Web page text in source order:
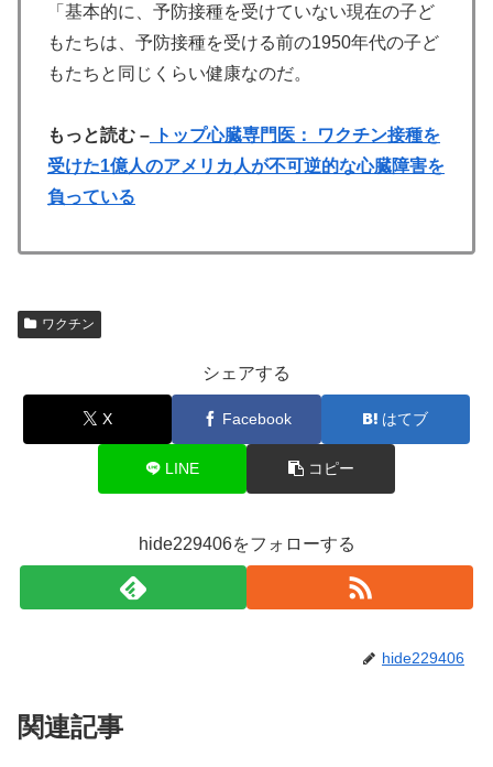
「基本的に、予防接種を受けていない現在の子ど
もたちは、予防接種を受ける前の1950年代の子ど
もたちと同じくらい健康なのだ。
もっと読む – トップ心臓専門医： ワクチン接種を
受けた1億人のアメリカ人が不可逆的な心臓障害を
負っている
ワクチン
シェアする
X Facebook はてブ
LINE コピー
hide229406をフォローする
hide229406
関連記事